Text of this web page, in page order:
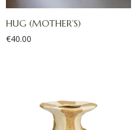
HUG (MOTHER’S)
€40.00